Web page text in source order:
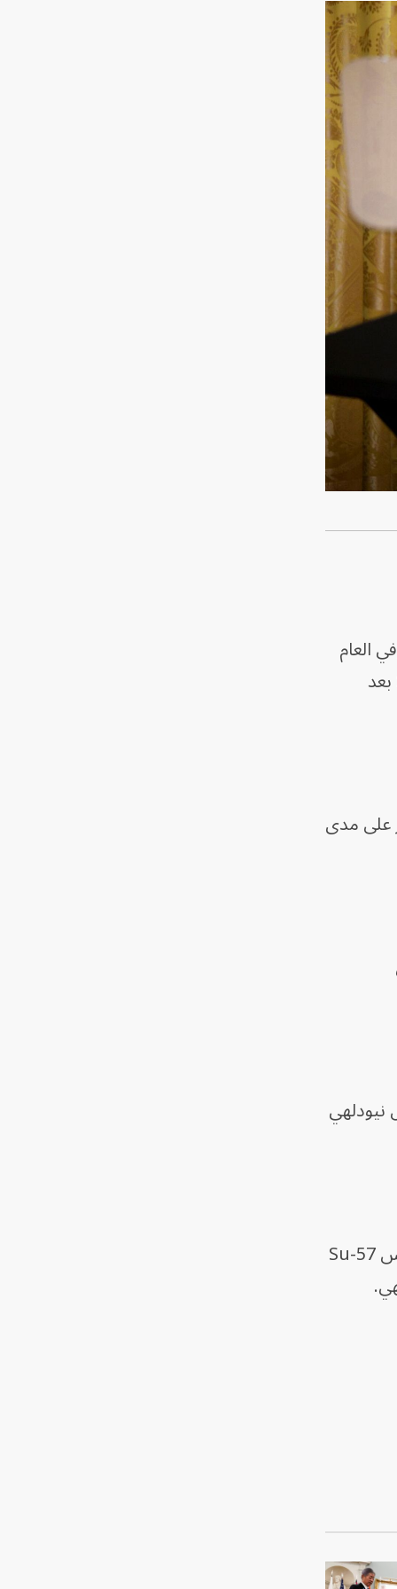
أميركية بقيمة تزيد عن 20 مليار دولار منذ عام 2008. وفي العام
الماضي، وافقت على شراء 31 طائرة مسيرة من طراز MQ-9B SeaGuardian وSkyGuardian بعد
نيودلهي أكثر من 200 مليار دولار على مدى
وقال مسؤول روسي وهندي، الثلاثاء، إن روسيا عرضت تصنيع مقاتلاتها الشبح من الجيل الخامس Su-57